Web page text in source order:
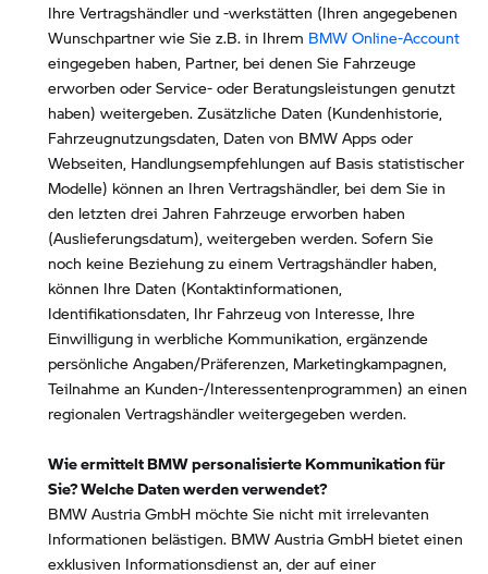
Ihre Vertragshändler und -werkstätten (Ihren angegebenen
Wunschpartner wie Sie z.B. in Ihrem BMW Online-Account
eingegeben haben, Partner, bei denen Sie Fahrzeuge
erworben oder Service- oder Beratungsleistungen genutzt
haben) weitergeben. Zusätzliche Daten (Kundenhistorie,
Fahrzeugnutzungsdaten, Daten von BMW Apps oder
Webseiten, Handlungsempfehlungen auf Basis statistischer
Modelle) können an Ihren Vertragshändler, bei dem Sie in
den letzten drei Jahren Fahrzeuge erworben haben
(Auslieferungsdatum), weitergeben werden. Sofern Sie
noch keine Beziehung zu einem Vertragshändler haben,
können Ihre Daten (Kontaktinformationen,
Identifikationsdaten, Ihr Fahrzeug von Interesse, Ihre
Einwilligung in werbliche Kommunikation, ergänzende
persönliche Angaben/Präferenzen, Marketingkampagnen,
Teilnahme an Kunden-/Interessentenprogrammen) an einen
regionalen Vertragshändler weitergegeben werden.
Wie ermittelt BMW personalisierte Kommunikation für
Sie? Welche Daten werden verwendet?
BMW Austria GmbH möchte Sie nicht mit irrelevanten
Informationen belästigen. BMW Austria GmbH bietet einen
exklusiven Informationsdienst an, der auf einer